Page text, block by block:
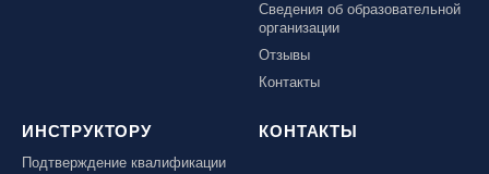
Сведения об образовательной
организации
Отзывы
Контакты
ИНСТРУКТОРУ
Подтверждение квалификации
КОНТАКТЫ